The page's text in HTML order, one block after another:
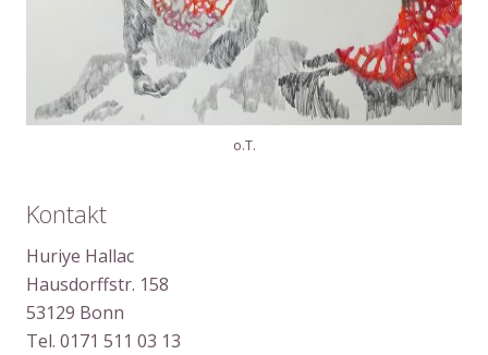
o.T.
Kontakt
Huriye Hallac
Hausdorffstr. 158
53129 Bonn
Tel. 0171 511 03 13